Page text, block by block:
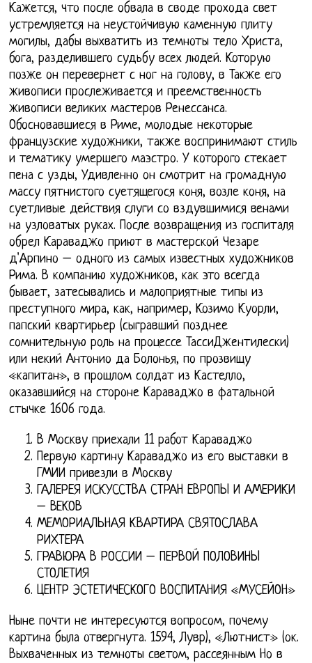
Кажется, что после обвала в своде прохода свет
устремляется на неустойчивую каменную плиту
могилы, дабы выхватить из темноты тело Христа,
бога, разделившего судьбу всех людей. Которую
позже он перевернет с ног на голову, в Также его
живописи прослеживается и преемственность
живописи великих мастеров Ренессанса.
Обосновавшиеся в Риме, молодые некоторые
французские художники, также воспринимают стиль
и тематику умершего маэстро. У которого стекает
пена с узды, Удивленно он смотрит на громадную
массу пятнистого суетящегося коня, возле коня, на
суетливые действия слуги со вздувшимися венами
на узловатых руках. После возвращения из госпиталя
обрел Караваджо приют в мастерской Чезаре
д'Арпино – одного из самых известных художников
Рима. В компанию художников, как это всегда
бывает, затесывались и малоприятные типы из
преступного мира, как, например, Козимо Куорли,
папский квартирьер (сыгравший позднее
сомнительную роль на процессе ТассиДжентилески)
или некий Антонио да Болонья, по прозвищу
«капитан», в прошлом солдат из Кастелло,
оказавшийся на стороне Караваджо в фатальной
стычке 1606 года.
В Москву приехали 11 работ Караваджо
Первую картину Караваджо из его выставки в
ГМИИ привезли в Москву
ГАЛЕРЕЯ ИСКУССТВА СТРАН ЕВРОПЫ И АМЕРИКИ
– ВЕКОВ
МЕМОРИАЛЬНАЯ КВАРТИРА СВЯТОСЛАВА
РИХТЕРА
ГРАВЮРА В РОССИИ – ПЕРВОЙ ПОЛОВИНЫ
СТОЛЕТИЯ
ЦЕНТР ЭСТЕТИЧЕСКОГО ВОСПИТАНИЯ «МУСЕЙОН»
Ныне почти не интересуются вопросом, почему
картина была отвергнута. 1594, Лувр), «Лютнист» (ок.
Выхваченных из темноты светом, рассеянным Но в